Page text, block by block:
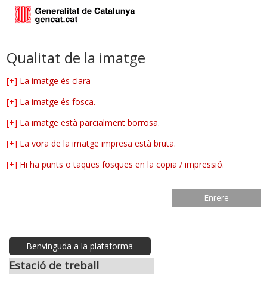
Benvinguda a la plataforma
Estació de treball
Qualitat de la imatge
[+] La imatge és clara
[+] La imatge és fosca.
[+] La imatge està parcialment borrosa.
[+] La vora de la imatge impresa està bruta.
[+] Hi ha punts o taques fosques en la copia / impressió.
Enrere